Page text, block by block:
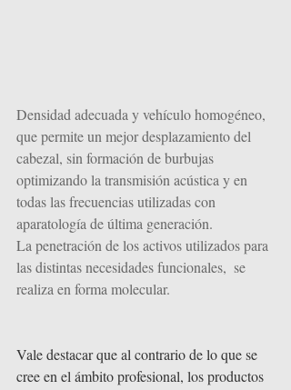
Densidad adecuada y vehículo homogéneo,
que permite un mejor desplazamiento del
cabezal, sin formación de burbujas
optimizando la transmisión acústica y en
todas las frecuencias utilizadas con
aparatología de última generación.
La penetración de los activos utilizados para
las distintas necesidades funcionales,  se
realiza en forma molecular.
Vale destacar que al contrario de lo que se
cree en el ámbito profesional, los productos